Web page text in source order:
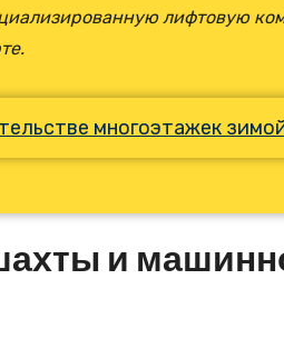
лифтовую
многоэтажек
и